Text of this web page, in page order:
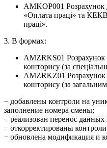
AMKOP001
«Оплата праці» та
праці».
3. В формах:
AMZRKS01 Розрахунок
кошторису (за
AMZRKZ01 Розрахунок
кошторису (за
− добавлены контроли на
заполнение номера смены;
− реализован перенос
− откорректированы
− обновлена модификация и